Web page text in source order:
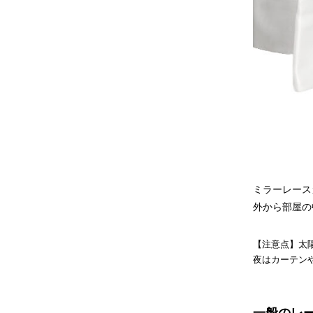
ミラーレー
外から部屋
【注意点】
夜はカーテン